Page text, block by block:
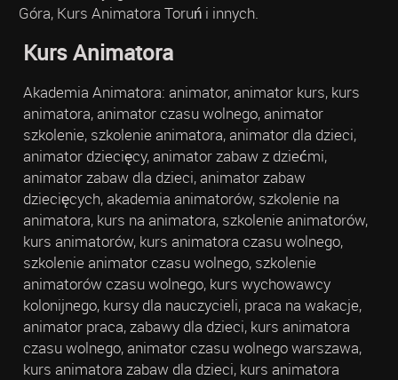
Góra, Kurs Animatora Toruń i innych.
Kurs Animatora
Akademia Animatora: animator, animator kurs, kurs
animatora, animator czasu wolnego, animator
szkolenie, szkolenie animatora, animator dla dzieci,
animator dziecięcy, animator zabaw z dziećmi,
animator zabaw dla dzieci, animator zabaw
dziecięcych, akademia animatorów, szkolenie na
animatora, kurs na animatora, szkolenie animatorów,
kurs animatorów, kurs animatora czasu wolnego,
szkolenie animator czasu wolnego, szkolenie
animatorów czasu wolnego, kurs wychowawcy
kolonijnego, kursy dla nauczycieli, praca na wakacje,
animator praca, zabawy dla dzieci, kurs animatora
czasu wolnego, animator czasu wolnego warszawa,
kurs animatora zabaw dla dzieci, kurs animatora